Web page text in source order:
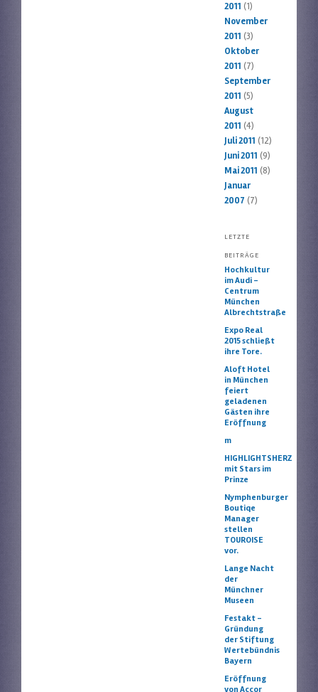
2011 (1)
November
2011 (3)
Oktober
2011 (7)
September
2011 (5)
August
2011 (4)
Juli 2011 (12)
Juni 2011 (9)
Mai 2011 (8)
Januar
2007 (7)
LETZTE
BEITRÄGE
Hochkultur
im Audi –
Centrum
München
Albrechtstraße
Expo Real
2015 schließt
ihre Tore.
Aloft Hotel
in München
feiert
geladenen
Gästen ihre
Eröffnung
m
HIGHLIGHTSHERZ
mit Stars im
Prinze
Nymphenburger
Boutiqe
Manager
stellen
TOUROISE
vor.
Lange Nacht
der
Münchner
Museen
Festakt –
Gründung
der Stiftung
Wertebündnis
Bayern
Eröffnung
von Accor